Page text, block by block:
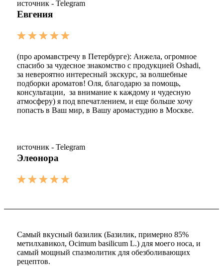
источник - Telegram
Евгения
(про аромавстречу в Петербурге): Анжела, огромное
спасибо за чудесное знакомство с продукцией Oshadi,
за невероятно интересный экскурс, за волшебные
подборки ароматов! Оля, благодарю за помощь,
консультации, за внимание к каждому и чудесную
атмосферу) я под впечатлением, и еще больше хочу
попасть в Ваш мир, в Вашу аромастудию в Москве.
источник - Telegram
Элеонора
Самый вкусный базилик (Базилик, примерно 85%
метилхавикол, Ocimum basilicum L.) для моего носа, и
самый мощный спазмолитик для обезболивающих
рецептов.